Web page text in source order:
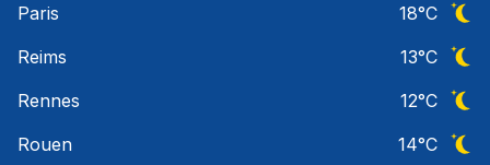
Paris
18°C
Reims
13°C
Rennes
12°C
Rouen
14°C